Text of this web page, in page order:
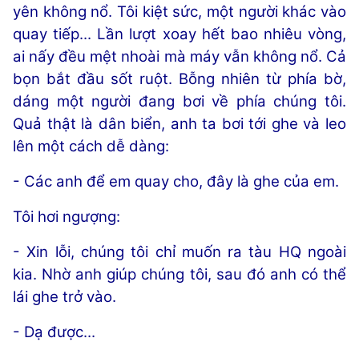
yên không nổ. Tôi kiệt sức, một người khác vào
quay tiếp... Lần lượt xoay hết bao nhiêu vòng,
ai nấy đều mệt nhoài mà máy vẫn không nổ. Cả
bọn bắt đầu sốt ruột. Bỗng nhiên từ phía bờ,
dáng một người đang bơi về phía chúng tôi.
Quả thật là dân biển, anh ta bơi tới ghe và leo
lên một cách dễ dàng:
- Các anh để em quay cho, đây là ghe của em.
Tôi hơi ngượng:
- Xin lỗi, chúng tôi chỉ muốn ra tàu HQ ngoài
kia. Nhờ anh giúp chúng tôi, sau đó anh có thể
lái ghe trở vào.
- Dạ được...